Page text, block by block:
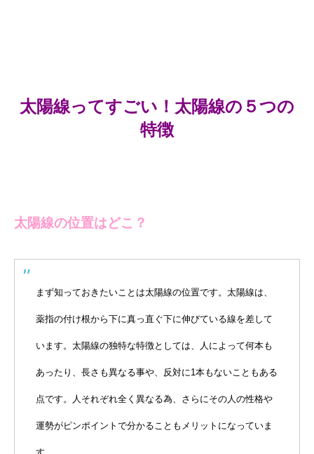
太陽線ってすごい！太陽線の５つの
特徴
太陽線の位置はどこ？
まず知っておきたいことは太陽線の位置です。太陽線は、
薬指の付け根から下に真っ直ぐ下に伸びている線を差して
います。太陽線の独特な特徴としては、人によって何本も
あったり、長さも異なる事や、反対に1本もないこともある
点です。人それぞれ全く異なる為、さらにその人の性格や
運勢がピンポイントで分かることもメリットになっていま